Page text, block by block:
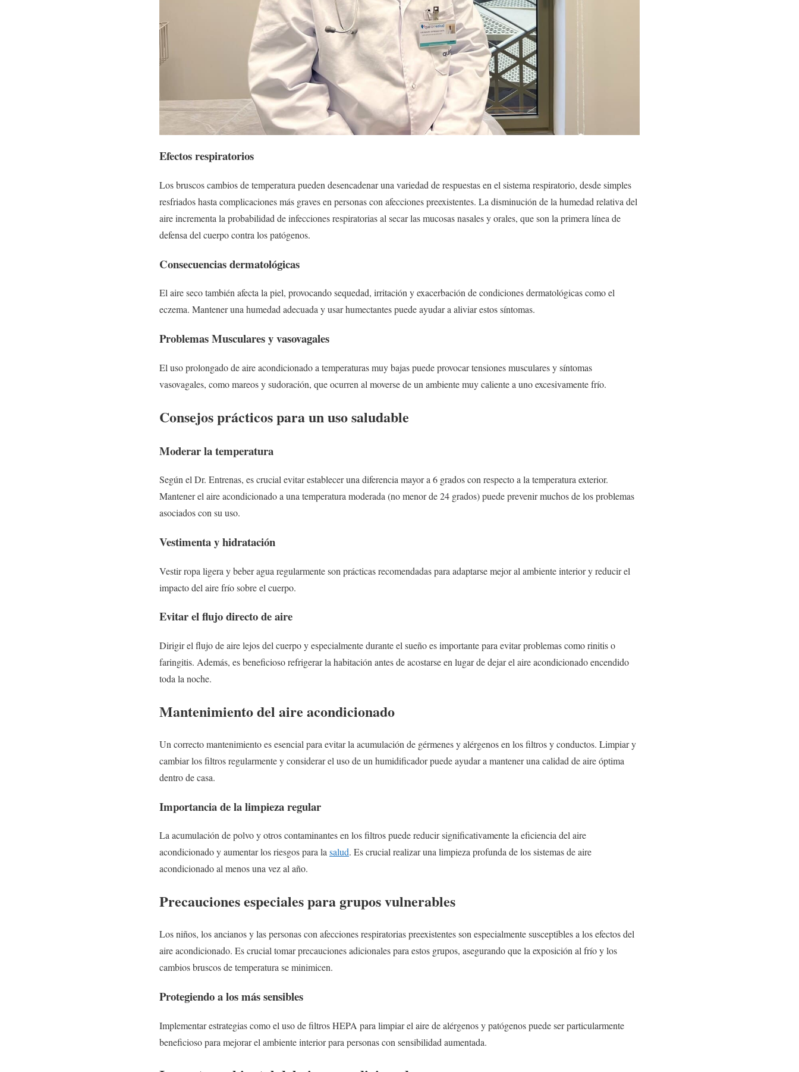
Efectos respiratorios
Los bruscos cambios de temperatura pueden desencadenar una variedad de respuestas en el sistema respiratorio, desde simples
resfriados hasta complicaciones más graves en personas con afecciones preexistentes. La disminución de la humedad relativa del
aire incrementa la probabilidad de infecciones respiratorias al secar las mucosas nasales y orales, que son la primera línea de
defensa del cuerpo contra los patógenos.
Consecuencias dermatológicas
El aire seco también afecta la piel, provocando sequedad, irritación y exacerbación de condiciones dermatológicas como el
eczema. Mantener una humedad adecuada y usar humectantes puede ayudar a aliviar estos síntomas.
Problemas Musculares y vasovagales
El uso prolongado de aire acondicionado a temperaturas muy bajas puede provocar tensiones musculares y síntomas
vasovagales, como mareos y sudoración, que ocurren al moverse de un ambiente muy caliente a uno excesivamente frío.
Consejos prácticos para un uso saludable
Moderar la temperatura
Según el Dr. Entrenas, es crucial evitar establecer una diferencia mayor a 6 grados con respecto a la temperatura exterior.
Mantener el aire acondicionado a una temperatura moderada (no menor de 24 grados) puede prevenir muchos de los problemas
asociados con su uso.
Vestimenta y hidratación
Vestir ropa ligera y beber agua regularmente son prácticas recomendadas para adaptarse mejor al ambiente interior y reducir el
impacto del aire frío sobre el cuerpo.
Evitar el flujo directo de aire
Dirigir el flujo de aire lejos del cuerpo y especialmente durante el sueño es importante para evitar problemas como rinitis o
faringitis. Además, es beneficioso refrigerar la habitación antes de acostarse en lugar de dejar el aire acondicionado encendido
toda la noche.
Mantenimiento del aire acondicionado
Un correcto mantenimiento es esencial para evitar la acumulación de gérmenes y alérgenos en los filtros y conductos. Limpiar y
cambiar los filtros regularmente y considerar el uso de un humidificador puede ayudar a mantener una calidad de aire óptima
dentro de casa.
Importancia de la limpieza regular
La acumulación de polvo y otros contaminantes en los filtros puede reducir significativamente la eficiencia del aire
acondicionado y aumentar los riesgos para lasalud. Es crucial realizar una limpieza profunda de los sistemas de aire
acondicionado al menos una vez al año.
Precauciones especiales para grupos vulnerables
Los niños, los ancianos y las personas con afecciones respiratorias preexistentes son especialmente susceptibles a los efectos del
aire acondicionado. Es crucial tomar precauciones adicionales para estos grupos, asegurando que la exposición al frío y los
cambios bruscos de temperatura se minimicen.
Protegiendo a los más sensibles
Implementar estrategias como el uso de filtros HEPA para limpiar el aire de alérgenos y patógenos puede ser particularmente
beneficioso para mejorar el ambiente interior para personas con sensibilidad aumentada.